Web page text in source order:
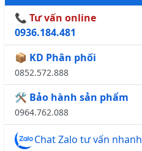
📞 Tư vấn online
0936.184.481
📦 KD Phân phối
0852.572.888
🛠️ Bảo hành sản phẩm
0964.762.088
Chat Zalo tư vấn nhanh